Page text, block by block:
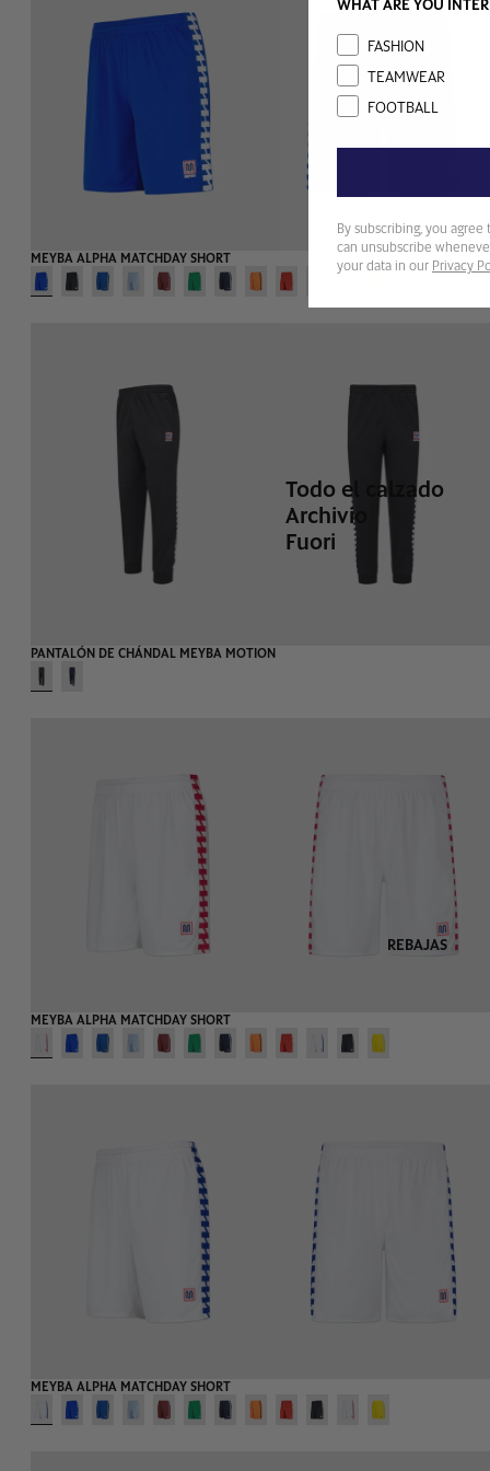
Todo el calzado
Archivio
Fuori
REBAJAS
MEYBA ALPHA MATCHDAY SHORT
PANTALÓN DE CHÁNDAL MEYBA MOTION
MEYBA ALPHA MATCHDAY SHORT
MEYBA ALPHA MATCHDAY SHORT
WHAT ARE YOU
InterestFASHION
TEAMWEAR
FOOTBALL
By subscribing, you agree
can unsubscribe
your data in our Privacy